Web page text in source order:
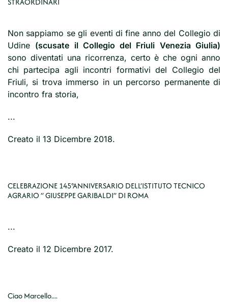
Non sappiamo se gli eventi di fine anno del Collegio di
Udine (scusate il Collegio del Friuli Venezia Giulia)
sono diventati una ricorrenza, certo è che ogni anno
chi partecipa agli incontri formativi del Collegio del
Friuli, si trova immerso in un percorso permanente di
incontro fra storia,
...
Creato il 13 Dicembre 2018.
CELEBRAZIONE 145°ANNIVERSARIO DELL’ISTITUTO TECNICO
AGRARIO ” GIUSEPPE GARIBALDI” DI ROMA
...
Creato il 12 Dicembre 2017.
Ciao Marcello....